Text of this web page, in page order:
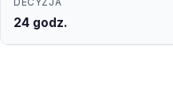
24 godz.